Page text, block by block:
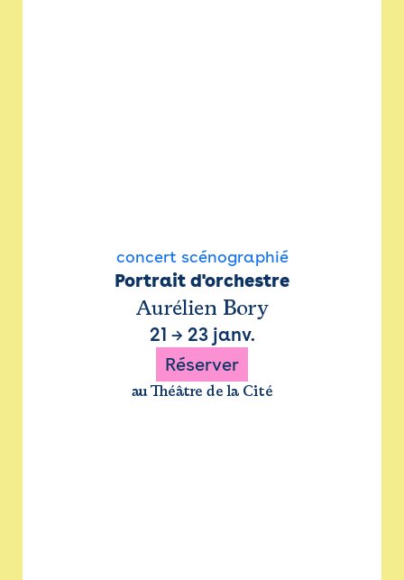
concert scénographié
Portrait d'orchestre
Aurélien Bory
21 → 23 janv.
Réserver
au Théâtre de la Cité